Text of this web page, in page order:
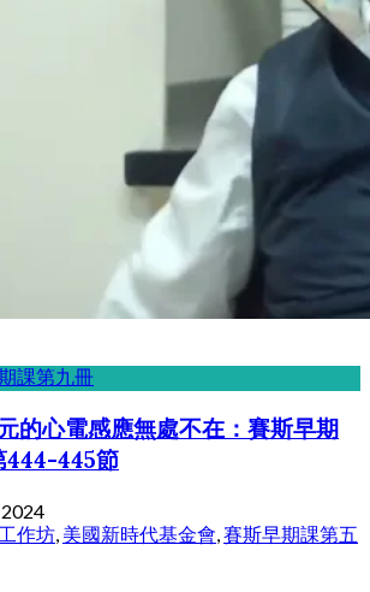
課第九冊
的心電感應無處不在：賽斯早期
444-445節
工作坊 美國新時代基金會 賽斯早期課第五